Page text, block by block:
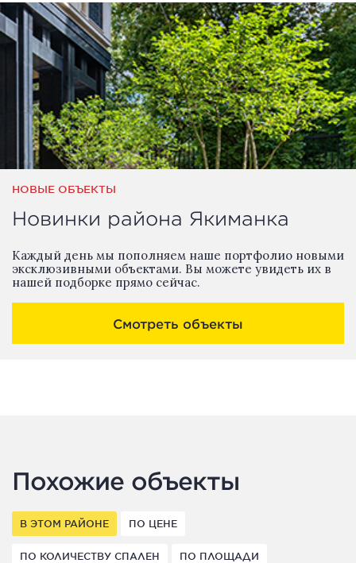
НОВЫЕ ОБЪЕКТЫ
Новинки района Якиманка
Каждый день мы пополняем наше портфолио новыми
эксклюзивными объектами. Вы можете увидеть их в
нашей подборке прямо сейчас.
Смотреть объекты
Похожие объекты
В ЭТОМ РАЙОНЕ ПО ЦЕНЕ
ПО КОЛИЧЕСТВУ СПАЛЕН ПО ПЛОЩАДИ